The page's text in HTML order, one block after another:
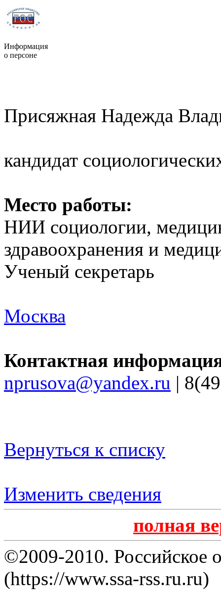
Информация
о персоне
Присяжная Надежда
кандидат
Место работы:
НИИ социологии,
здравоохранения и
Ученый секретарь
Москва
Контактная
nprusova@yandex.ru |
Вернуться к списку
Изменить сведения
полная
©2009-2010. Российское
(https://www.ssa-rss.ru.ru)